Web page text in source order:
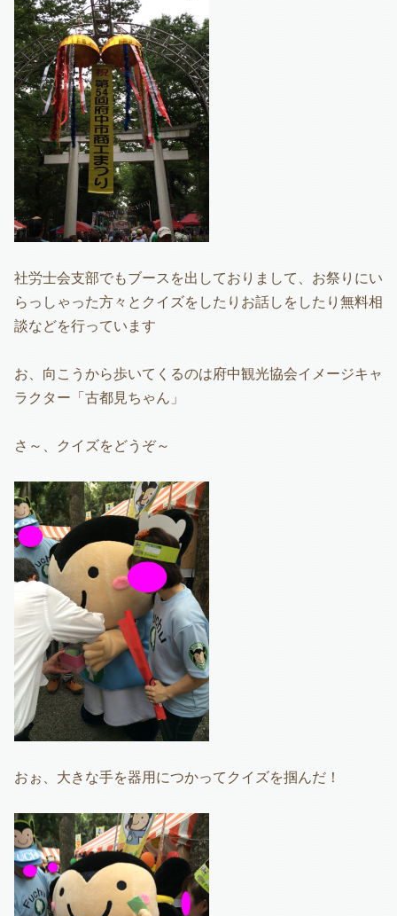
社労士会支部でもブースを出しておりまして、お祭りにい
らっしゃった方々とクイズをしたりお話しをしたり無料相
談などを行っています
お、向こうから歩いてくるのは府中観光協会イメージキャ
ラクター「古都見ちゃん」
さ～、クイズをどうぞ～
おぉ、大きな手を器用につかってクイズを掴んだ！